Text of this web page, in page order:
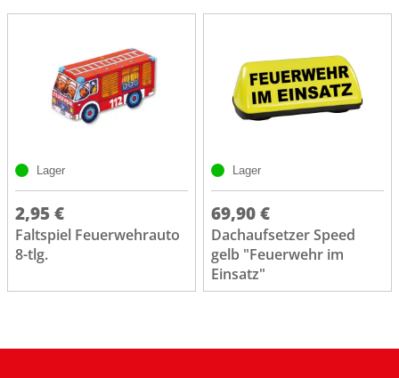
Lager
2,95 €
Faltspiel Feuerwehrauto
8-tlg.
Lager
69,90 €
Dachaufsetzer Speed
gelb "Feuerwehr im
Einsatz"